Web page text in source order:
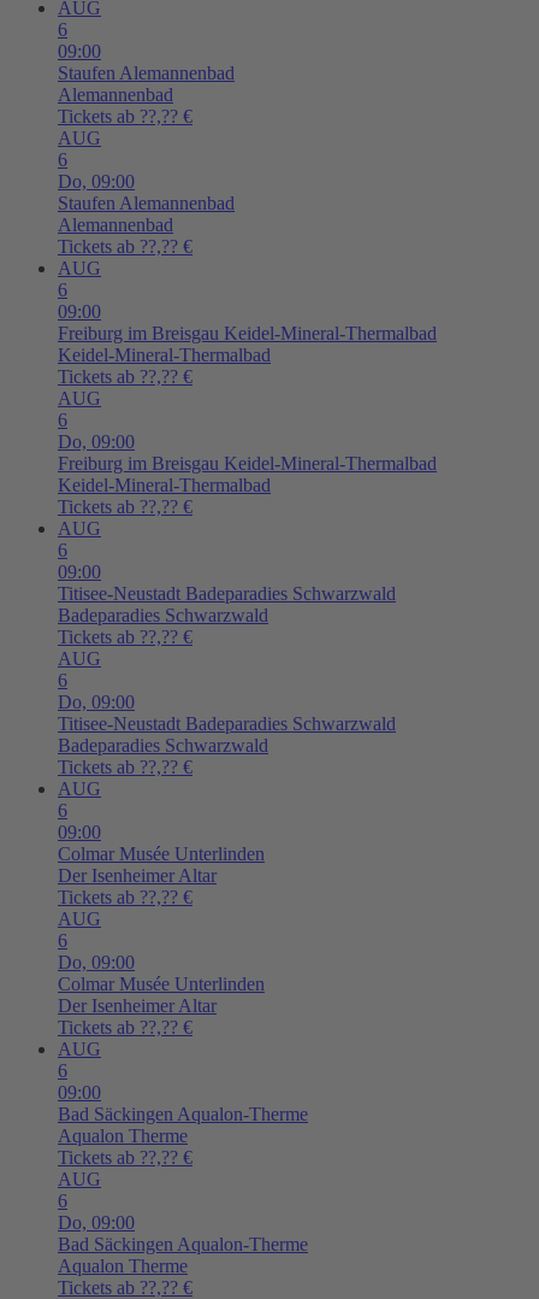
AUG
6
09:00
Staufen Alemannenbad
Alemannenbad
Tickets ab ??,?? €
AUG
6
Do, 09:00
Staufen Alemannenbad
Alemannenbad
Tickets ab ??,?? €
AUG
6
09:00
Freiburg im Breisgau Keidel-Mineral-Thermalbad
Keidel-Mineral-Thermalbad
Tickets ab ??,?? €
AUG
6
Do, 09:00
Freiburg im Breisgau Keidel-Mineral-Thermalbad
Keidel-Mineral-Thermalbad
Tickets ab ??,?? €
AUG
6
09:00
Titisee-Neustadt Badeparadies Schwarzwald
Badeparadies Schwarzwald
Tickets ab ??,?? €
AUG
6
Do, 09:00
Titisee-Neustadt Badeparadies Schwarzwald
Badeparadies Schwarzwald
Tickets ab ??,?? €
AUG
6
09:00
Colmar Musée Unterlinden
Der Isenheimer Altar
Tickets ab ??,?? €
AUG
6
Do, 09:00
Colmar Musée Unterlinden
Der Isenheimer Altar
Tickets ab ??,?? €
AUG
6
09:00
Bad Säckingen Aqualon-Therme
Aqualon Therme
Tickets ab ??,?? €
AUG
6
Do, 09:00
Bad Säckingen Aqualon-Therme
Aqualon Therme
Tickets ab ??,?? €